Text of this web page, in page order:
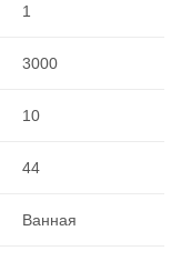
1
3000
10
44
Ванная